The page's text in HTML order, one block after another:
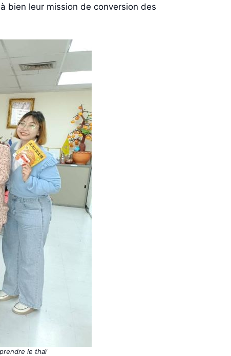
bien leur mission de conversion des
le thaï